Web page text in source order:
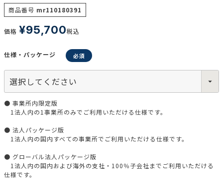
商品番号 mr110180391
価格 ¥95,700税込
仕様・パッケージ
● 事業所内限定版
1法人内の1事業所のみでご利用いただける仕様です。
● 法人パッケージ版
1法人内の国内すべての事業所でご利用いただける仕様です。
● グローバル法人パッケージ版
1法人内の国内および海外の支社・100％子会社までご利用いただける
仕様です。